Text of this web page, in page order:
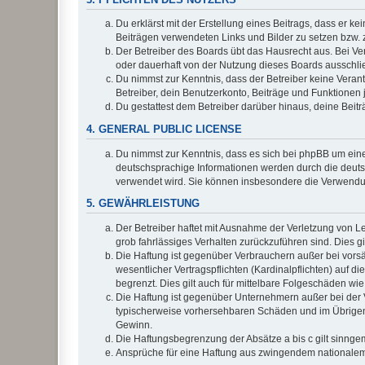
Du erklärst mit der Erstellung eines Beitrags, dass er
Beiträgen verwendeten Links und Bilder zu setzen bzw.
Der Betreiber des Boards übt das Hausrecht aus. Bei
oder dauerhaft von der Nutzung dieses Boards
Du nimmst zur Kenntnis, dass der Betreiber keine
Betreiber, dein Benutzerkonto, Beiträge und
Du gestattest dem Betreiber darüber hinaus, deine
4. GENERAL PUBLIC LICENSE
Du nimmst zur Kenntnis, dass es sich bei phpBB um
deutschsprachige Informationen werden durch die
verwendet wird. Sie können insbesondere die
5. GEWÄHRLEISTUNG
Der Betreiber haftet mit Ausnahme der Verletzung von
grob fahrlässiges Verhalten zurückzuführen sind. Dies
Die Haftung ist gegenüber Verbrauchern außer bei
wesentlicher Vertragspflichten (Kardinalpflichten) auf
begrenzt. Dies gilt auch für mittelbare Folgeschäden
Die Haftung ist gegenüber Unternehmern außer bei
typischerweise vorhersehbaren Schäden und im
Gewinn.
Die Haftungsbegrenzung der Absätze a bis c gilt
Ansprüche für eine Haftung aus zwingendem